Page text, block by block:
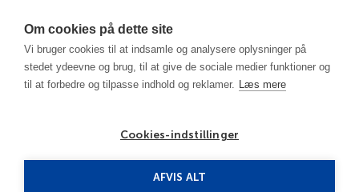
Om cookies på dette site
Vi bruger cookies til at indsamle og analysere oplysninger på
stedet ydeevne og brug, til at give de sociale medier funktioner og
til at forbedre og tilpasse indhold og reklamer. Læs mere
Cookies-indstillinger
AFVIS ALT
Mesa Verde National Park - CO